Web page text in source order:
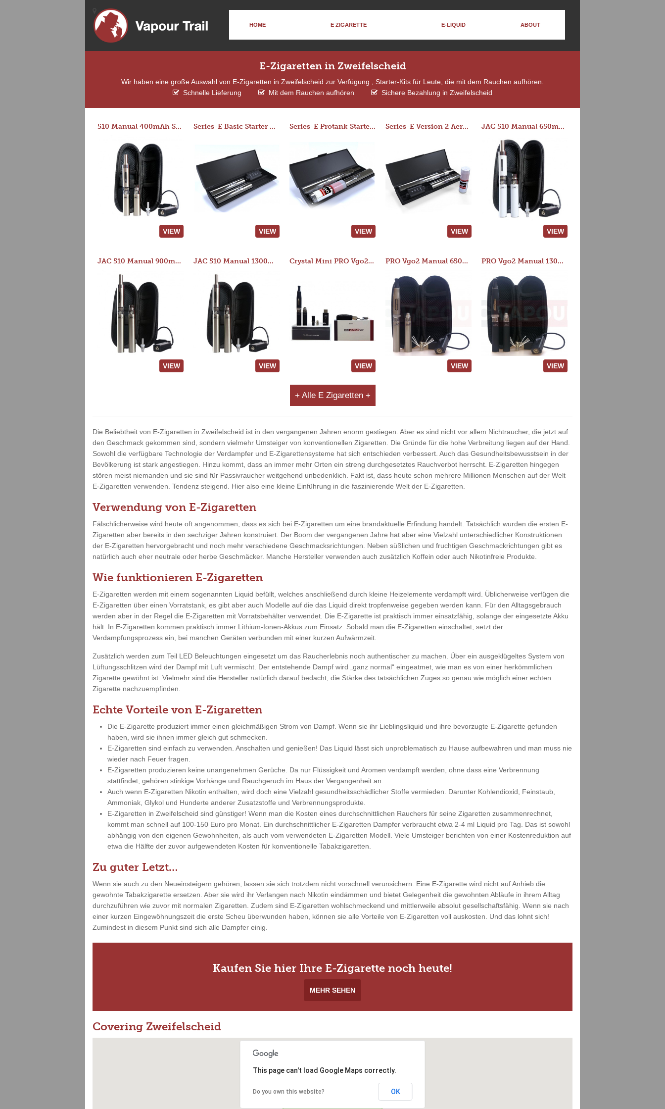
HOME E ZIGARETTE E-LIQUID ABOUT
E-Zigaretten in Zweifelscheid
Wir haben eine große Auswahl von E-Zigaretten in Zweifelscheid zur Verfügung , Starter-Kits für Leute, die mit dem Rauchen aufhören.
Schnelle Lieferung
Mit dem Rauchen aufhören Sichere Bezahlung in Zweifelscheid
510 Manual 400mAh Starter Kit
VIEW
Series-E Basic Starter Kit (No Tank)
VIEW
Series-E Protank Starter Kit
VIEW
Series-E Version 2 Aero Tank Starter Kit
VIEW
JAC 510 Manual 650mAh Starter Kit
VIEW
JAC 510 Manual 900mAh Starter Kit
VIEW
JAC 510 Manual 1300mAh Starter Kit
VIEW
Crystal Mini PRO Vgo2 Manual 400mAh Kit
VIEW
PRO Vgo2 Manual 650mAh Kit
VIEW
PRO Vgo2 Manual 1300mAh Kit
VIEW
+ Alle E Zigaretten +
Die Beliebtheit von E-Zigaretten in Zweifelscheid ist in den vergangenen Jahren enorm gestiegen. Aber es sind nicht vor allem Nichtraucher, die jetzt auf
den Geschmack gekommen sind, sondern vielmehr Umsteiger von konventionellen Zigaretten. Die Gründe für die hohe Verbreitung liegen auf der Hand.
Sowohl die verfügbare Technologie der Verdampfer und E-Zigarettensysteme hat sich entschieden verbessert. Auch das Gesundheitsbewusstsein in der
Bevölkerung ist stark angestiegen. Hinzu kommt, dass an immer mehr Orten ein streng durchgesetztes Rauchverbot herrscht. E-Zigaretten hingegen
stören meist niemanden und sie sind für Passivraucher weitgehend unbedenklich. Fakt ist, dass heute schon mehrere Millionen Menschen auf der Welt
E-Zigaretten verwenden. Tendenz steigend. Hier also eine kleine Einführung in die faszinierende Welt der E-Zigaretten.
Verwendung von E-Zigaretten
Fälschlicherweise wird heute oft angenommen, dass es sich bei E-Zigaretten um eine brandaktuelle Erfindung handelt. Tatsächlich wurden die ersten E-
Zigaretten aber bereits in den sechziger Jahren konstruiert. Der Boom der vergangenen Jahre hat aber eine Vielzahl unterschiedlicher Konstruktionen
der E-Zigaretten hervorgebracht und noch mehr verschiedene Geschmacksrichtungen. Neben süßlichen und fruchtigen Geschmackrichtungen gibt es
natürlich auch eher neutrale oder herbe Geschmäcker. Manche Hersteller verwenden auch zusätzlich Koffein oder auch Nikotinfreie Produkte.
Wie funktionieren E-Zigaretten
E-Zigaretten werden mit einem sogenannten Liquid befüllt, welches anschließend durch kleine Heizelemente verdampft wird. Üblicherweise verfügen die
E-Zigaretten über einen Vorratstank, es gibt aber auch Modelle auf die das Liquid direkt tropfenweise gegeben werden kann. Für den Alltagsgebrauch
werden aber in der Regel die E-Zigaretten mit Vorratsbehälter verwendet. Die E-Zigarette ist praktisch immer einsatzfähig, solange der eingesetzte Akku
hält. In E-Zigaretten kommen praktisch immer Lithium-Ionen-Akkus zum Einsatz. Sobald man die E-Zigaretten einschaltet, setzt der
Verdampfungsprozess ein, bei manchen Geräten verbunden mit einer kurzen Aufwärmzeit.
Zusätzlich werden zum Teil LED Beleuchtungen eingesetzt um das Raucherlebnis noch authentischer zu machen. Über ein ausgeklügeltes System von
Lüftungsschlitzen wird der Dampf mit Luft vermischt. Der entstehende Dampf wird „ganz normal“ eingeatmet, wie man es von einer herkömmlichen
Zigarette gewöhnt ist. Vielmehr sind die Hersteller natürlich darauf bedacht, die Stärke des tatsächlichen Zuges so genau wie möglich einer echten
Zigarette nachzuempfinden.
Echte Vorteile von E-Zigaretten
Die E-Zigarette produziert immer einen gleichmäßigen Strom von Dampf. Wenn sie ihr Lieblingsliquid und ihre bevorzugte E-Zigarette gefunden
haben, wird sie ihnen immer gleich gut schmecken.
E-Zigaretten sind einfach zu verwenden. Anschalten und genießen! Das Liquid lässt sich unproblematisch zu Hause aufbewahren und man muss nie
wieder nach Feuer fragen.
E-Zigaretten produzieren keine unangenehmen Gerüche. Da nur Flüssigkeit und Aromen verdampft werden, ohne dass eine Verbrennung
stattfindet, gehören stinkige Vorhänge und Rauchgeruch im Haus der Vergangenheit an.
Auch wenn E-Zigaretten Nikotin enthalten, wird doch eine Vielzahl gesundheitsschädlicher Stoffe vermieden. Darunter Kohlendioxid, Feinstaub,
Ammoniak, Glykol und Hunderte anderer Zusatzstoffe und Verbrennungsprodukte.
E-Zigaretten in Zweifelscheid sind günstiger! Wenn man die Kosten eines durchschnittlichen Rauchers für seine Zigaretten zusammenrechnet,
kommt man schnell auf 100-150 Euro pro Monat. Ein durchschnittlicher E-Zigaretten Dampfer verbraucht etwa 2-4 ml Liquid pro Tag. Das ist sowohl
abhängig von den eigenen Gewohnheiten, als auch vom verwendeten E-Zigaretten Modell. Viele Umsteiger berichten von einer Kostenreduktion auf
etwa die Hälfte der zuvor aufgewendeten Kosten für konventionelle Tabakzigaretten.
Zu guter Letzt…
Wenn sie auch zu den Neueinsteigern gehören, lassen sie sich trotzdem nicht vorschnell verunsichern. Eine E-Zigarette wird nicht auf Anhieb die
gewohnte Tabakzigarette ersetzen. Aber sie wird ihr Verlangen nach Nikotin eindämmen und bietet Gelegenheit die gewohnten Abläufe in ihrem Alltag
durchzuführen wie zuvor mit normalen Zigaretten. Zudem sind E-Zigaretten wohlschmeckend und mittlerweile absolut gesellschaftsfähig. Wenn sie nach
einer kurzen Eingewöhnungszeit die erste Scheu überwunden haben, können sie alle Vorteile von E-Zigaretten voll auskosten. Und das lohnt sich!
Zumindest in diesem Punkt sind sich alle Dampfer einig.
Kaufen Sie hier Ihre E-Zigarette noch heute!
MEHR SEHEN
Covering Zweifelscheid
This page can't load Google Maps correctly.
Do you own this website? OK